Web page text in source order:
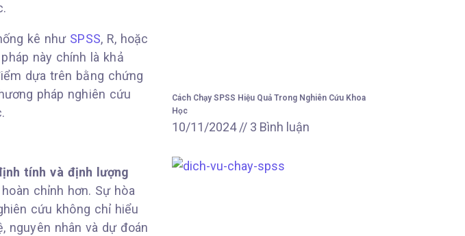
kê như SPSS, R, hoặc
này chính là khả
dựa trên bằng chứng
pháp nghiên cứu
tính và định lượng
chỉnh hơn. Sự hòa
cứu không chỉ hiểu
nguyên nhân và dự đoán
Cách Chạy SPSS Hiệu Quả Trong Nghiên Cứu Khoa
Học
10/11/2024 3 Bình luận